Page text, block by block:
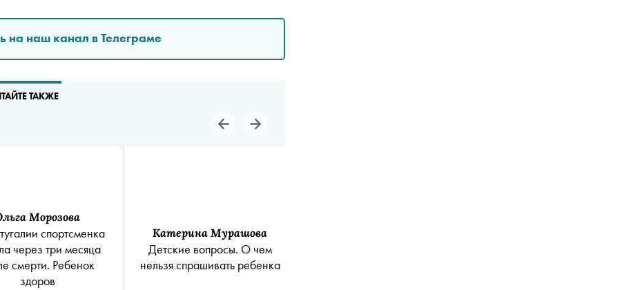
на наш канал в Телеграме
ТАКЖЕ
Морозова
спортсменка
через три месяца
смерти. Ребенок
здоров
Катерина Мурашова
Детские вопросы. О чем
нельзя спрашивать ребенка